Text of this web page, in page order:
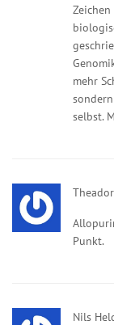
mehr
selbst.
Punkt.
Nils